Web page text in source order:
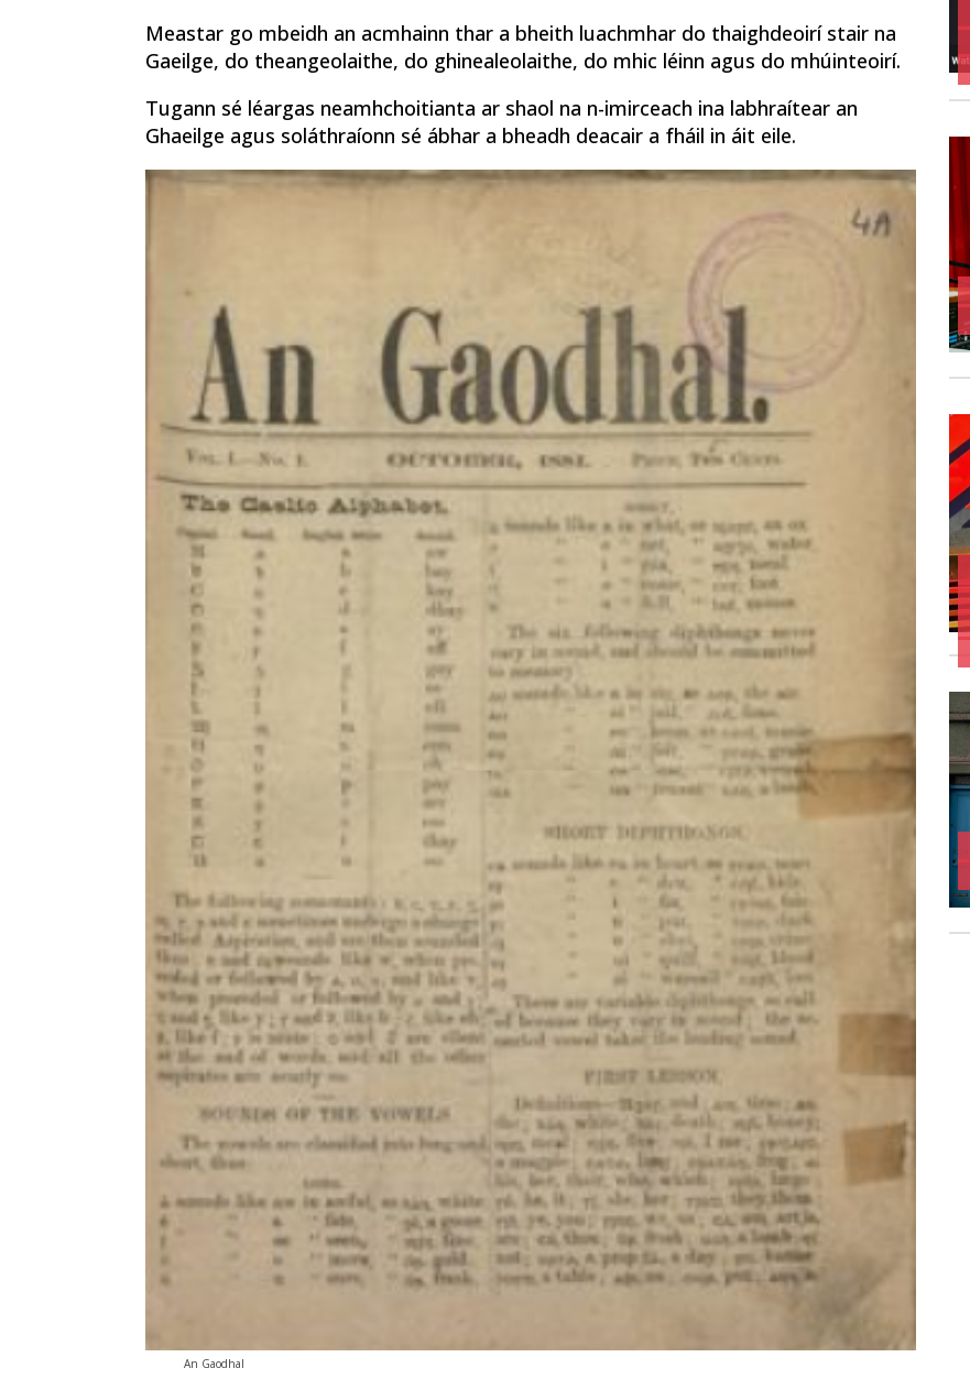
Meastar go mbeidh an acmhainn thar a bheith luachmhar do thaighdeoirí stair na
Gaeilge, do theangeolaithe, do ghinealeolaithe, do mhic léinn agus do mhúinteoirí.
Tugann sé léargas neamhchoitianta ar shaol na n-imirceach ina labhraítear an
Ghaeilge agus soláthraíonn sé ábhar a bheadh deacair a fháil in áit eile.
An Gaodhal